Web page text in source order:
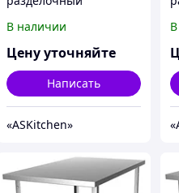
полки ASKitchen ASKO-
20/6
В наличии
Цену уточняйте
Написать
«ASKitсhen»